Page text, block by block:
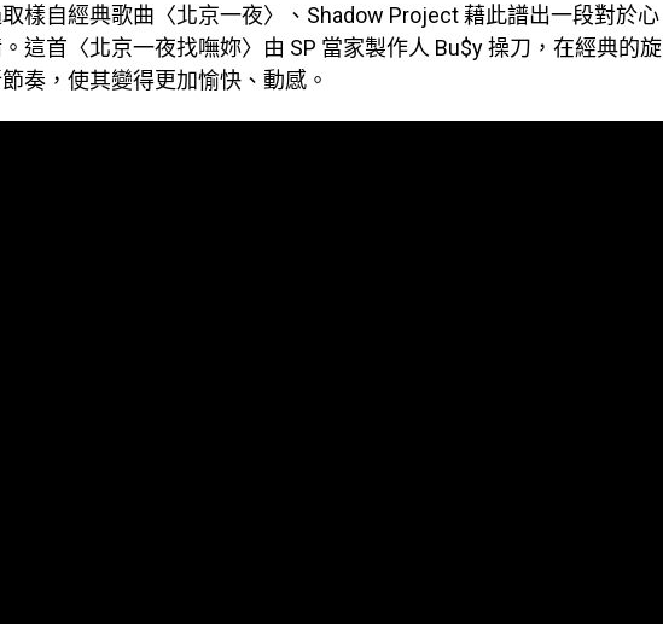
樣自經典歌曲〈北京一夜〉、Shadow Project 藉此譜出一段對於心
這首〈北京一夜找嘸妳〉由 SP 當家製作人 Bu$y 操刀，在經典的旋
奏，使其變得更加愉快、動感。